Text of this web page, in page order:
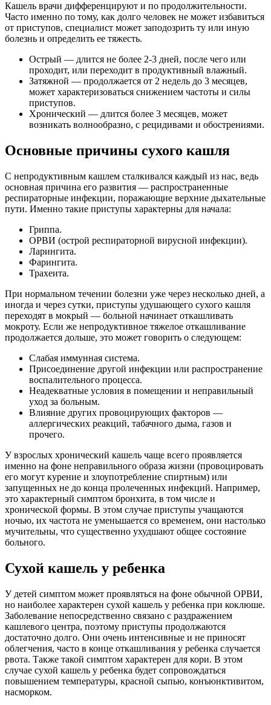
Кашель врачи дифференцируют и по продолжительности.
Часто именно по тому, как долго человек не может избавиться
от приступов, специалист может заподозрить ту или иную
болезнь и определить ее тяжесть.
Острый — длится не более 2-3 дней, после чего или
проходит, или переходит в продуктивный влажный.
Затяжной — продолжается от 2 недель до 3 месяцев,
может характеризоваться снижением частоты и силы
приступов.
Хронический — длится более 3 месяцев, может
возникать волнообразно, с рецидивами и обострениями.
Основные причины сухого кашля
С непродуктивным кашлем сталкивался каждый из нас, ведь
основная причина его развития — распространенные
респираторные инфекции, поражающие верхние дыхательные
пути. Именно такие приступы характерны для начала:
Гриппа.
ОРВИ (острой респираторной вирусной инфекции).
Ларингита.
Фарингита.
Трахеита.
При нормальном течении болезни уже через несколько дней, а
иногда и через сутки, приступы удушающего сухого кашля
переходят в мокрый — больной начинает откашливать
мокроту. Если же непродуктивное тяжелое откашливание
продолжается дольше, это может говорить о следующем:
Слабая иммунная система.
Присоединение другой инфекции или распространение
воспалительного процесса.
Неадекватные условия в помещении и неправильный
уход за больным.
Влияние других провоцирующих факторов —
аллергических реакций, табачного дыма, газов и
прочего.
У взрослых хронический кашель чаще всего проявляется
именно на фоне неправильного образа жизни (провоцировать
его могут курение и злоупотребление спиртным) или
запущенных не до конца пролеченных инфекций. Например,
это характерный симптом бронхита, в том числе и
хронической формы. В этом случае приступы учащаются
ночью, их частота не уменьшается со временем, они настолько
мучительны, что существенно ухудшают общее состояние
больного.
Сухой кашель у ребенка
У детей симптом может проявляться на фоне обычной ОРВИ,
но наиболее характерен сухой кашель у ребенка при коклюше.
Заболевание непосредственно связано с раздражением
кашлевого центра, поэтому приступы продолжаются
достаточно долго. Они очень интенсивные и не приносят
облегчения, часто в конце откашливания у ребенка случается
рвота. Также такой симптом характерен для кори. В этом
случае сухой кашель у ребенка будет сопровождаться
повышением температуры, красной сыпью, конъюнктивитом,
насморком.